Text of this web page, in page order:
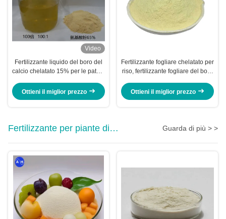
Video
Fertilizzante liquido del boro del
calcio chelatato 15% per le patate
Ottieni il miglior prezzo
Fertilizzante fogliare chelatato per
riso, fertilizzante fogliare del boro
Ottieni il miglior prezzo
Fertilizzante per piante di
amminoacidi
Guarda di più > >